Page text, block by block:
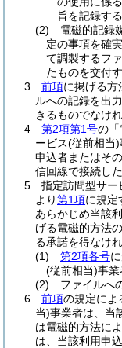
旨を記録す
(2)
電磁的記録
定の事項を確
て調製するフ
たものを交付
3
前項に掲げる方
ルへの記録を出
きるものでなけ
4
第2項第1号の「
ービス(従前相当)
申込者またはそ
信回線で接続し
5
指定訪問型サー
より第1項に規定
あらかじめ当該
げる電磁的方法
る承諾を得なけ
(1)
第2項各号
(従前相当)事業
(2)
ファイルへ
6
前項の規定によ
当)事業者は、当
は電磁的方法に
は、当該利用申